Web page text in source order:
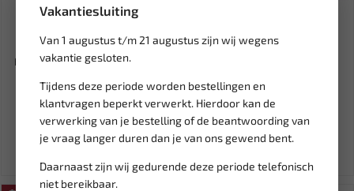
Vakantiesluiting
Van 1 augustus t/m 21 augustus zijn wij wegens
vakantie gesloten.
Tijdens deze periode worden bestellingen en
klantvragen beperkt verwerkt. Hierdoor kan de
verwerking van je bestelling of de beantwoording van
je vraag langer duren dan je van ons gewend bent.
Daarnaast zijn wij gedurende deze periode telefonisch
niet bereikbaar.
Leverbaar
FORCE Multifunctionele tang
76,06
89,48
Ex. btw: € 62,86
13,43
Ex. btw: € 11,10